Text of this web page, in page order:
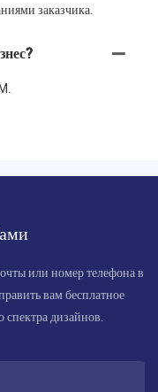
заказчика.
или номер телефона в
вам бесплатное
дизайнов.